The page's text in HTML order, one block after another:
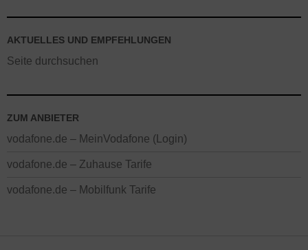
AKTUELLES UND EMPFEHLUNGEN
Seite durchsuchen
ZUM ANBIETER
vodafone.de – MeinVodafone (Login)
vodafone.de – Zuhause Tarife
vodafone.de – Mobilfunk Tarife